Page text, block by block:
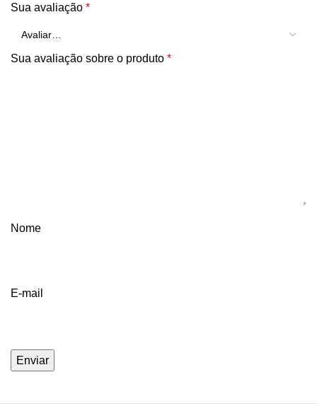
Sua avaliação *
Sua avaliação sobre o produto *
Nome
E-mail